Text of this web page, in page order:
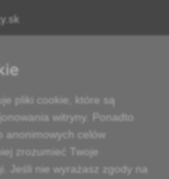
pliki cookie, które są
witryny. Ponadto
anonimowych celów
zrozumieć Twoje
Jeśli nie wyrażasz zgody na